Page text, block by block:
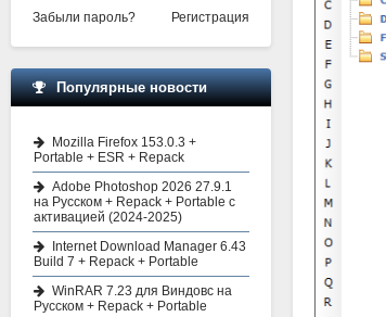
Забыли пароль? Регистрация
Популярные новости
Mozilla Firefox 153.0.3 +
Portable + ESR + Repack
Adobe Photoshop 2026 27.9.1
на Русском + Repack + Portable с
активацией (2024-2025)
Internet Download Manager 6.43
Build 7 + Repack + Portable
WinRAR 7.23 для Виндовс на
Русском + Repack + Portable